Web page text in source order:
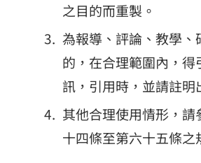
之目的而重製。
為報導、評論、教學、
的，在合理範圍內，
訊，引用時，並請註明
其他合理使用情形，
十四條至第六十五條之